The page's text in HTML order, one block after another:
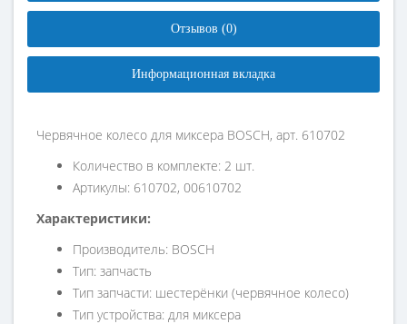
Отзывов (0)
Информационная вкладка
Червячное колесо для миксера BOSCH, арт. 610702
Количество в комплекте: 2 шт.
Артикулы: 610702, 00610702
Характеристики:
Производитель: BOSCH
Тип: запчасть
Тип запчасти: шестерёнки (червячное колесо)
Тип устройства: для миксера